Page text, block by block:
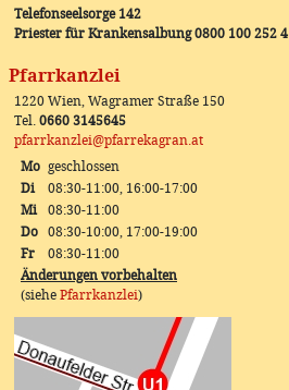
Telefonseelsorge 142
Priester für Krankensalbung 0800 100 252 4
Pfarrkanzlei
1220 Wien, Wagramer Straße 150
Tel. 0660 3145645
pfarrkanzlei@pfarrekagran.at
Mo geschlossen
Di
08:30-11:00, 16:00-17:00
Mi
08:30-11:00
Do
08:30-10:00, 17:00-19:00
Fr
08:30-11:00
Änderungen vorbehalten
(siehe Pfarrkanzlei)